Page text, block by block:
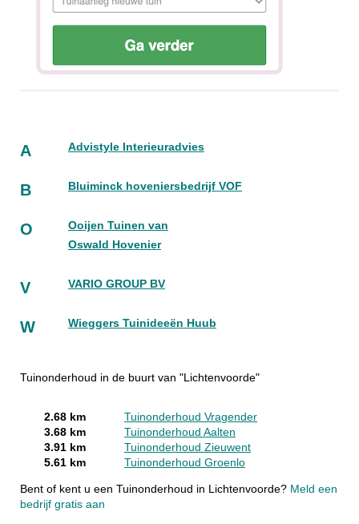
A Advistyle Interieuradvies
B Bluiminck hoveniersbedrijf VOF
O
Ooijen Tuinen van
Oswald Hovenier
V VARIO GROUP BV
W Wieggers Tuinideeën Huub
Tuinonderhoud in de buurt van "Lichtenvoorde"
2.68 km
Tuinonderhoud Vragender
3.68 km
Tuinonderhoud Aalten
3.91 km
Tuinonderhoud Zieuwent
5.61 km
Tuinonderhoud Groenlo
Bent of kent u een Tuinonderhoud in Lichtenvoorde? Meld een
bedrijf gratis aan